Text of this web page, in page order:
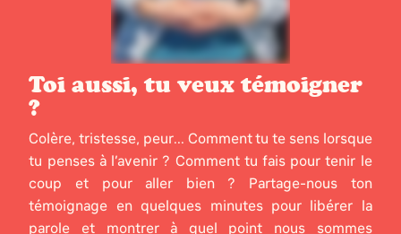
Toi aussi, tu veux témoigner
?
Colère, tristesse, peur... Comment tu te sens lorsque
tu penses à l’avenir ? Comment tu fais pour tenir le
coup et pour aller bien ? Partage-nous ton
témoignage en quelques minutes pour libérer la
parole et montrer à quel point nous sommes